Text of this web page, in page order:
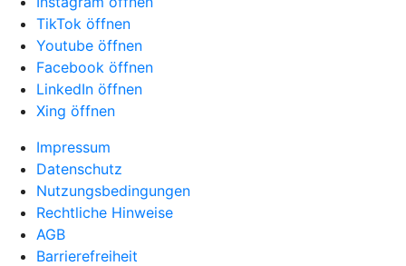
TikTok öffnen
Youtube öffnen
Facebook öffnen
LinkedIn öffnen
Xing öffnen
Impressum
Datenschutz
Nutzungsbedingungen
Rechtliche Hinweise
AGB
Barrierefreiheit